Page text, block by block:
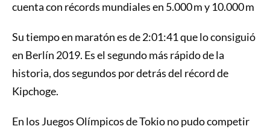
cuenta con récords mundiales en 5.000 m y 10.000 m
Su tiempo en maratón es de 2:01:41 que lo consiguió
en Berlín 2019. Es el segundo más rápido de la
historia, dos segundos por detrás del récord de
Kipchoge.
En los Juegos Olímpicos de Tokio no pudo competir